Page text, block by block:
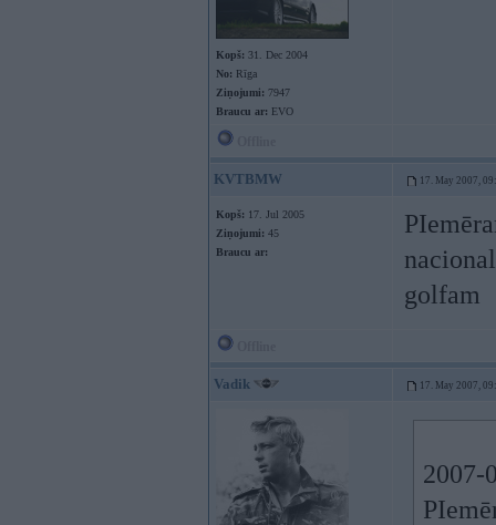
Kopš: 31. Dec 2004
No: Rīga
Ziņojumi: 7947
Braucu ar: EVO
KVTBMW 17. May 2007,
Kopš: 17. Jul 2005
Ziņojumi: 45
Braucu ar:
golfam
Vadik 17. May 2007,
2007-